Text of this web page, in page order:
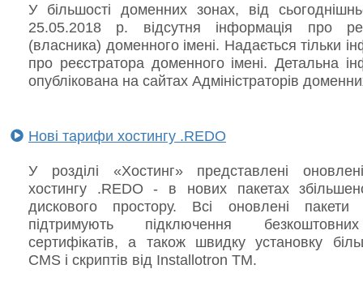
У більшості доменних зонах, від
25.05.2018 р. відсутня інформація про
(власника) доменного імені. Надається тільки
про реєстратора доменного імені. Детальна
опублікована на сайтах Адміністраторів
Нові тарифи хостингу .REDO
У розділі «Хостинг» представлені
хостингу .REDO - в нових пакетах
дискового простору. Всі оновлені пакети
підтримують підключення
сертифікатів, а також швидку установку
CMS і скриптів від Installotron TM.